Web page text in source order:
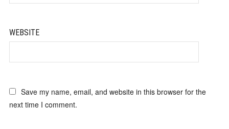
WEBSITE
Save my name, email, and website in this browser for the
next time I comment.